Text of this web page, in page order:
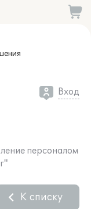
Вход
персоналом
К списку